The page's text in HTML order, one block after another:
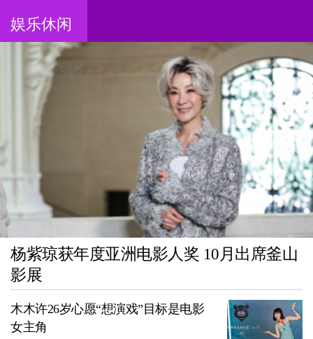
娱乐休闲
杨紫琼获年度亚洲电影人奖 10月出席釜山
影展
木木许26岁心愿“想演戏”目标是电影
女主角